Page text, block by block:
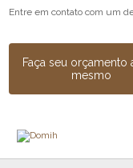
Entre em contato com um
Faça seu orçamento
mesmo